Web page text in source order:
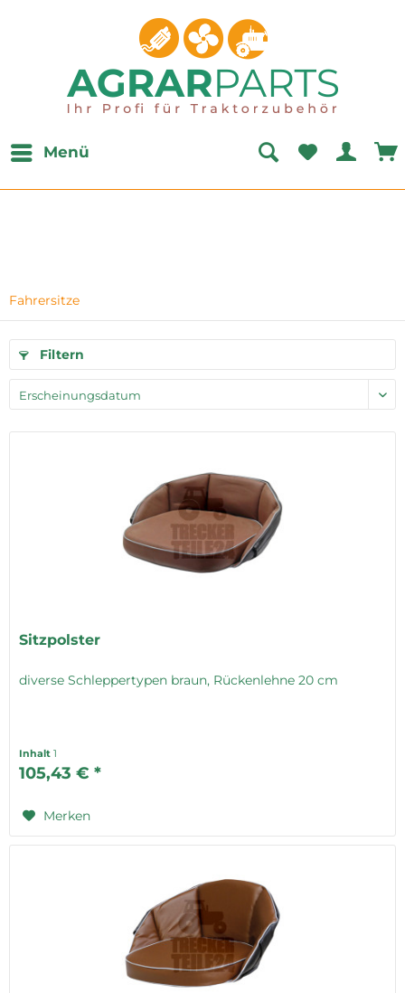
Menü
Fahrersitze
Filtern
Sitzpolster
diverse Schleppertypen braun, Rückenlehne 20 cm
Inhalt1
105,43 € *
Merken